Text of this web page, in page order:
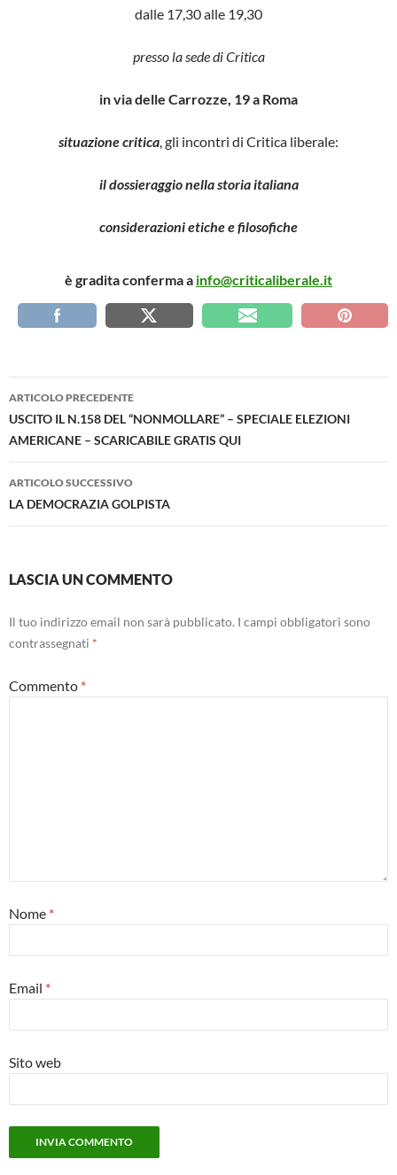
dalle 17,30 alle 19,30
presso la sede di Critica
in via delle Carrozze, 19 a Roma
situazione critica, gli incontri di Critica liberale:
il dossieraggio nella storia italiana
considerazioni etiche e filosofiche
è gradita conferma a info@criticaliberale.it
Navigazione
articolo
ARTICOLO PRECEDENTE
USCITO IL N.158 DEL “NONMOLLARE” – SPECIALE ELEZIONI
AMERICANE – SCARICABILE GRATIS QUI
ARTICOLO SUCCESSIVO
LA DEMOCRAZIA GOLPISTA
LASCIA UN COMMENTO
Il tuo indirizzo email non sarà pubblicato. I campi obbligatori sono
contrassegnati *
Commento *
Nome *
Email *
Sito web